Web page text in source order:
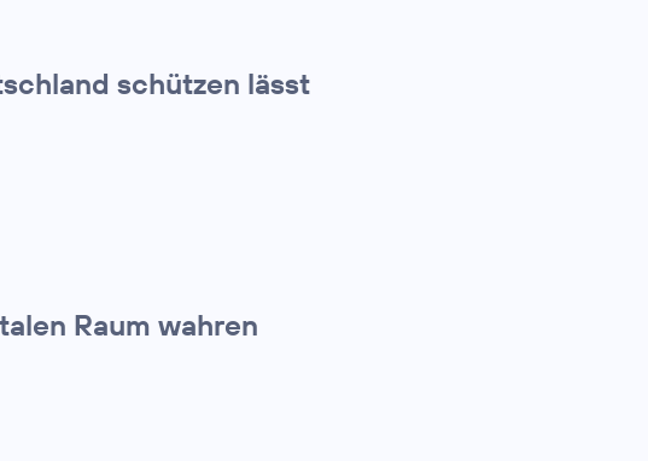
schützen lässt
Raum wahren